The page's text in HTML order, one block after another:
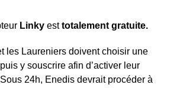
Linky esttotalement gratuite.
les Laureniers doivent choisir une
y souscrire afin d’activer leur
24h, Enedis devrait procéder à